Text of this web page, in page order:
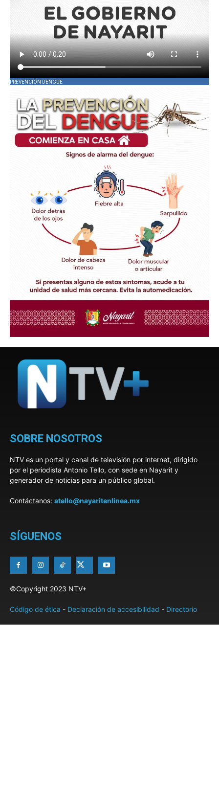
PREVENCIÓN DENGUE
SOBRE NOSOTROS
NTV es un portal y canal de televisión por internet, dirigido
por el periodista Antonio Tello, con sede en Nayarit y
generador de noticias para un público global.
Contáctanos: atello@nayaritenlinea.mx
SÍGUENOS
©Copyright 2023 NTV+
Código de ética - Declaración de accesibilidad - Directorio